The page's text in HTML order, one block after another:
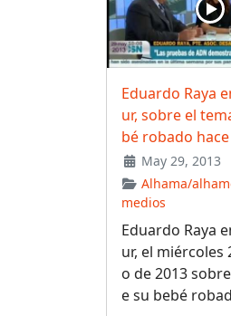
Eduardo Raya
ur, sobre el
bé robado
May 29, 2013
Alhama/
medios
Eduardo Raya
ur, el miércoles
o de 2013
e su bebé